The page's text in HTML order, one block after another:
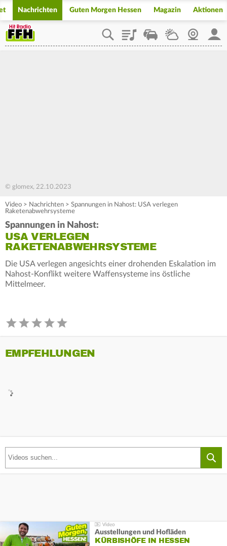
Nachrichten Guten Morgen Hessen Magazin Aktionen
PlaylistStaupilotWetterWebcam
© glomex, 22.10.2023
Video > Nachrichten > Spannungen in Nahost: USA verlegen
Raketenabwehrsysteme
Spannungen in Nahost:
USA VERLEGEN
RAKETENABWEHRSYSTEME
Die USA verlegen angesichts einer drohenden Eskalation im
Nahost-Konflikt weitere Waffensysteme ins östliche
Mittelmeer.
EMPFEHLUNGEN
Ausstellungen und Hofläden
KÜRBISHÖFE IN HESSEN